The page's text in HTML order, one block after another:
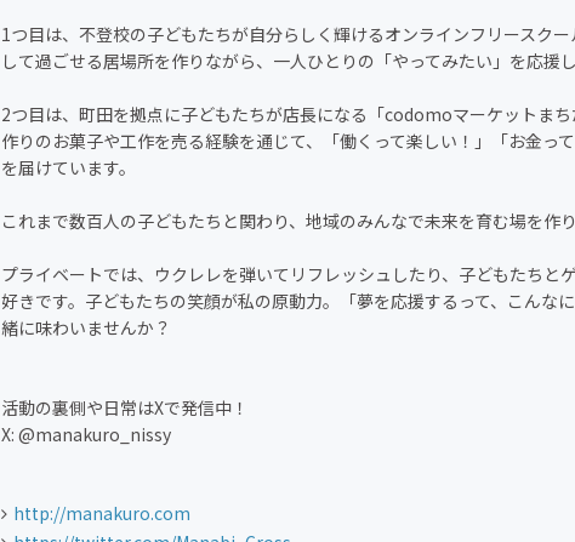
1つ目は、不登校の子どもたちが自分らしく輝けるオンラインフリースク
して過ごせる居場所を作りながら、一人ひとりの「やってみたい」を応援し
2つ目は、町田を拠点に子どもたちが店長になる「codomoマーケットま
作りのお菓子や工作を売る経験を通じて、「働くって楽しい！」「お金っ
を届けています。
これまで数百人の子どもたちと関わり、地域のみんなで未来を育む場を作
プライベートでは、ウクレレを弾いてリフレッシュしたり、子どもたちと
好きです。子どもたちの笑顔が私の原動力。「夢を応援するって、こんな
緒に味わいませんか？
活動の裏側や日常はXで発信中！
X: @manakuro_nissy
http://manakuro.com